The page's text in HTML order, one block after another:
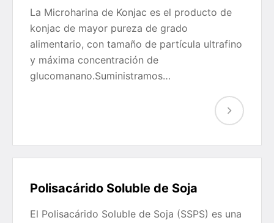
La Microharina de Konjac es el producto de
konjac de mayor pureza de grado
alimentario, con tamaño de partícula ultrafino
y máxima concentración de
glucomanano.Suministramos…
Polisacárido Soluble de Soja
El Polisacárido Soluble de Soja (SSPS) es una